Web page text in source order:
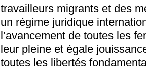
travailleurs migrants et des
un régime juridique
l’avancement de toutes les
leur pleine et égale
toutes les libertés